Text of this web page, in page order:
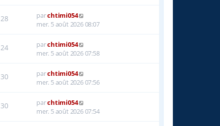
28 parchtimi054
mer. 5 août 2026 08:07
24 parchtimi054
mer. 5 août 2026 07:58
30 parchtimi054
mer. 5 août 2026 07:56
30 parchtimi054
mer. 5 août 2026 07:54